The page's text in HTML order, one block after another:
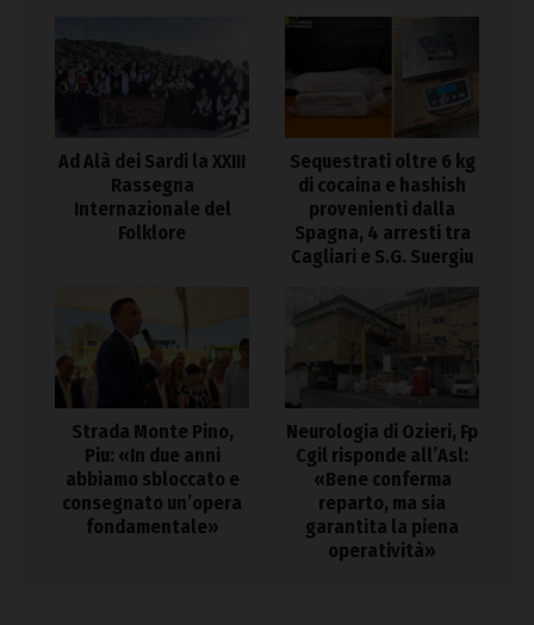
Ad Alà dei Sardi la XXIII
Rassegna
Internazionale del
Folklore
Sequestrati oltre 6 kg
di cocaina e hashish
provenienti dalla
Spagna, 4 arresti tra
Cagliari e S.G. Suergiu
Strada Monte Pino,
Piu: «In due anni
abbiamo sbloccato e
consegnato un’opera
fondamentale»
Neurologia di Ozieri, Fp
Cgil risponde all’Asl:
«Bene conferma
reparto, ma sia
garantita la piena
operatività»